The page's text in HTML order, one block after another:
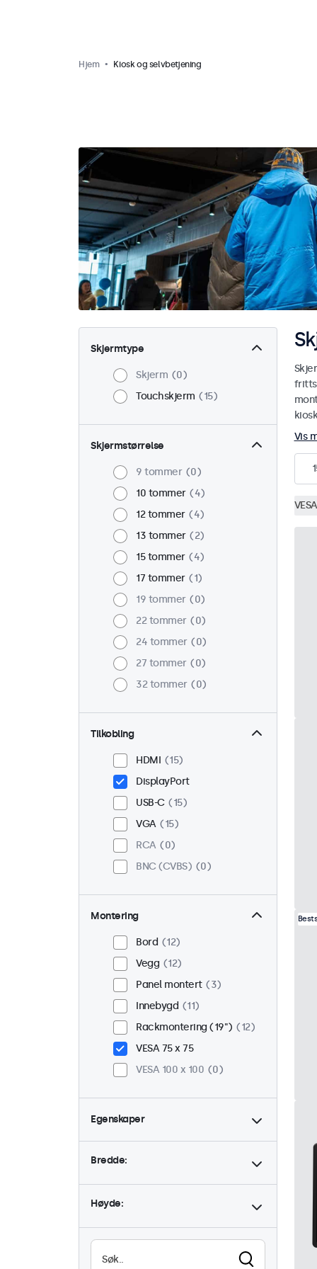
Hjem Kiosk og selvbetjening
Skjermtype
Skjerm
0
Touchskjerm
15
Skjermstørrelse
9 tommer
0
10 tommer
4
12 tommer
4
13 tommer
2
15 tommer
4
17 tommer
1
19 tommer
0
22 tommer
0
24 tommer
0
27 tommer
0
32 tommer
0
Tilkobling
HDMI
15
DisplayPort
USB-C
15
VGA
15
RCA
0
BNC (CVBS)
0
Montering
Bord
12
Vegg
12
Panel montert
3
Innebygd
11
Rackmontering (19")
12
VESA 75 x 75
VESA 100 x 100
0
Egenskaper
4:3 / 5:4
4
Dimbar
15
Høy lysstyrke
3
Bredde:
Høyde:
Vis